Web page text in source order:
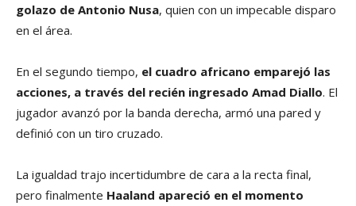
golazo de Antonio Nusa, quien con un impecable disparo
en el área.
En el segundo tiempo, el cuadro africano emparejó las
acciones, a través del recién ingresado Amad Diallo. El
jugador avanzó por la banda derecha, armó una pared y
definió con un tiro cruzado.
La igualdad trajo incertidumbre de cara a la recta final,
pero finalmente Haaland apareció en el momento